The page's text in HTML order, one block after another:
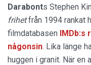
Darabonts Stephen
frihetfrån 1994 rankat
filmdatabasen IMDb:s
någonsin. Lika länge
huggen i granit. När